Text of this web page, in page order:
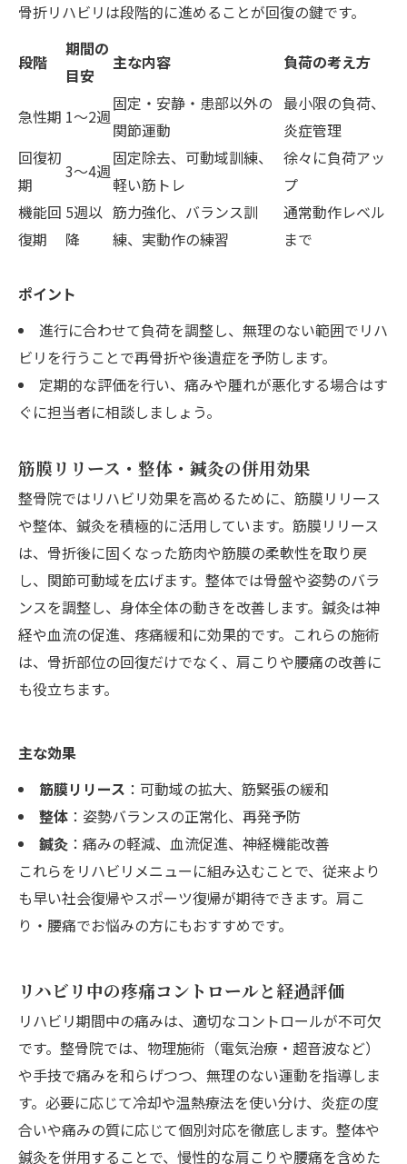
骨折リハビリは段階的に進めることが回復の鍵です。
段階
期間の
目安
主な内容 負荷の考え方
急性期 1〜2週
固定・安静・患部以外の
関節運動
最小限の負荷、
炎症管理
回復初
期
3〜4週
固定除去、可動域訓練、
軽い筋トレ
徐々に負荷アッ
プ
機能回
復期
5週以
降
筋力強化、バランス訓
練、実動作の練習
通常動作レベル
まで
ポイント
進行に合わせて負荷を調整し、無理のない範囲でリハ
ビリを行うことで再骨折や後遺症を予防します。
定期的な評価を行い、痛みや腫れが悪化する場合はす
ぐに担当者に相談しましょう。
筋膜リリース・整体・鍼灸の併用効果
整骨院ではリハビリ効果を高めるために、筋膜リリース
や整体、鍼灸を積極的に活用しています。筋膜リリース
は、骨折後に固くなった筋肉や筋膜の柔軟性を取り戻
し、関節可動域を広げます。整体では骨盤や姿勢のバラ
ンスを調整し、身体全体の動きを改善します。鍼灸は神
経や血流の促進、疼痛緩和に効果的です。これらの施術
は、骨折部位の回復だけでなく、肩こりや腰痛の改善に
も役立ちます。
主な効果
筋膜リリース ：可動域の拡大、筋緊張の緩和
整体：姿勢バランスの正常化、再発予防
鍼灸：痛みの軽減、血流促進、神経機能改善
これらをリハビリメニューに組み込むことで、従来より
も早い社会復帰やスポーツ復帰が期待できます。肩こ
り・腰痛でお悩みの方にもおすすめです。
リハビリ中の疼痛コントロールと経過評価
リハビリ期間中の痛みは、適切なコントロールが不可欠
です。整骨院では、物理施術（電気治療・超音波など）
や手技で痛みを和らげつつ、無理のない運動を指導しま
す。必要に応じて冷却や温熱療法を使い分け、炎症の度
合いや痛みの質に応じて個別対応を徹底します。整体や
鍼灸を併用することで、慢性的な肩こりや腰痛を含めた